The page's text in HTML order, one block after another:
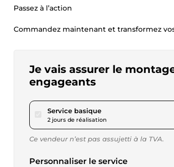
Passez à l’action
Commandez maintenant et transformez
Je vais assurer le
engageants
Service basiquepour 17,34 $US
2 jours de réalisation
Ce vendeur n’est pas assujetti à la TVA.
Personnaliser le service